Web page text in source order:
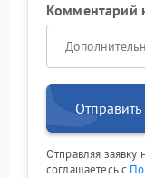
Комментарий
Отправить
Отправляя заявку
соглашаетесь с